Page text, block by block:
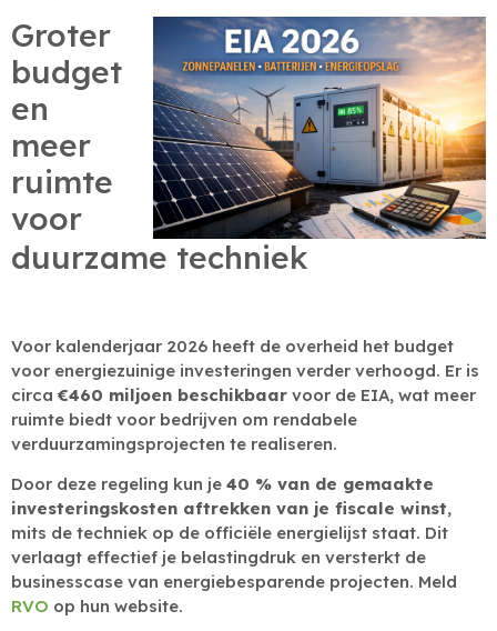
Groter
budget
en
meer
ruimte
voor
duurzame techniek
Voor kalenderjaar 2026 heeft de overheid het budget
voor energiezuinige investeringen verder verhoogd. Er is
circa €460 miljoen beschikbaar voor de EIA, wat meer
ruimte biedt voor bedrijven om rendabele
verduurzamingsprojecten te realiseren.
Door deze regeling kun je 40 % van de gemaakte
investeringskosten aftrekken van je fiscale winst,
mits de techniek op de officiële energielijst staat. Dit
verlaagt effectief je belastingdruk en versterkt de
businesscase van energiebesparende projecten. Meld
RVO op hun website.